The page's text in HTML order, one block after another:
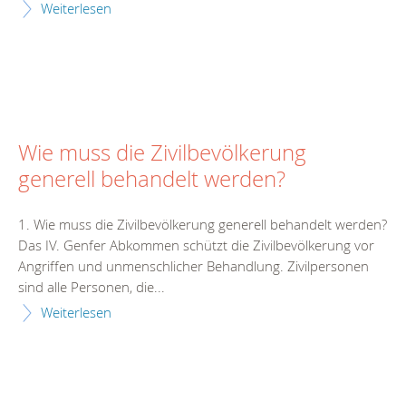
Weiterlesen
Wie muss die Zivilbevölkerung
generell behandelt werden?
1. Wie muss die Zivilbevölkerung generell behandelt werden?
Das IV. Genfer Abkommen schützt die Zivilbevölkerung vor
Angriffen und unmenschlicher Behandlung. Zivilpersonen
sind alle Personen, die...
Weiterlesen